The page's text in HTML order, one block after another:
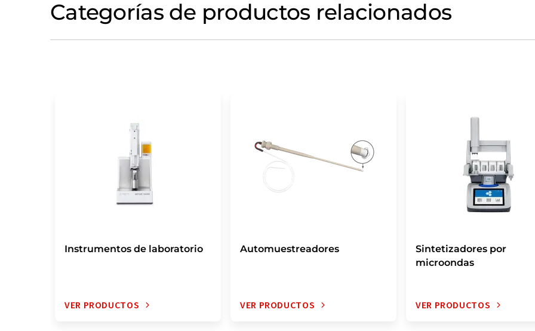
Categorías de productos relacionados
Instrumentos de laboratorio
VER PRODUCTOS
Automuestreadores
VER PRODUCTOS
Sintetizadores por
microondas
VER PRODUCTOS